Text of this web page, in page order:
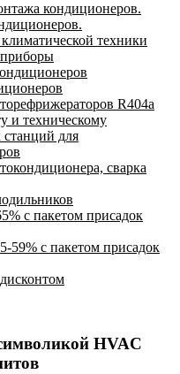
кондиционеров.
техники
R404a
и техническому
для
сварка
с пакетом присадок
59% с пакетом присадок
HVAC